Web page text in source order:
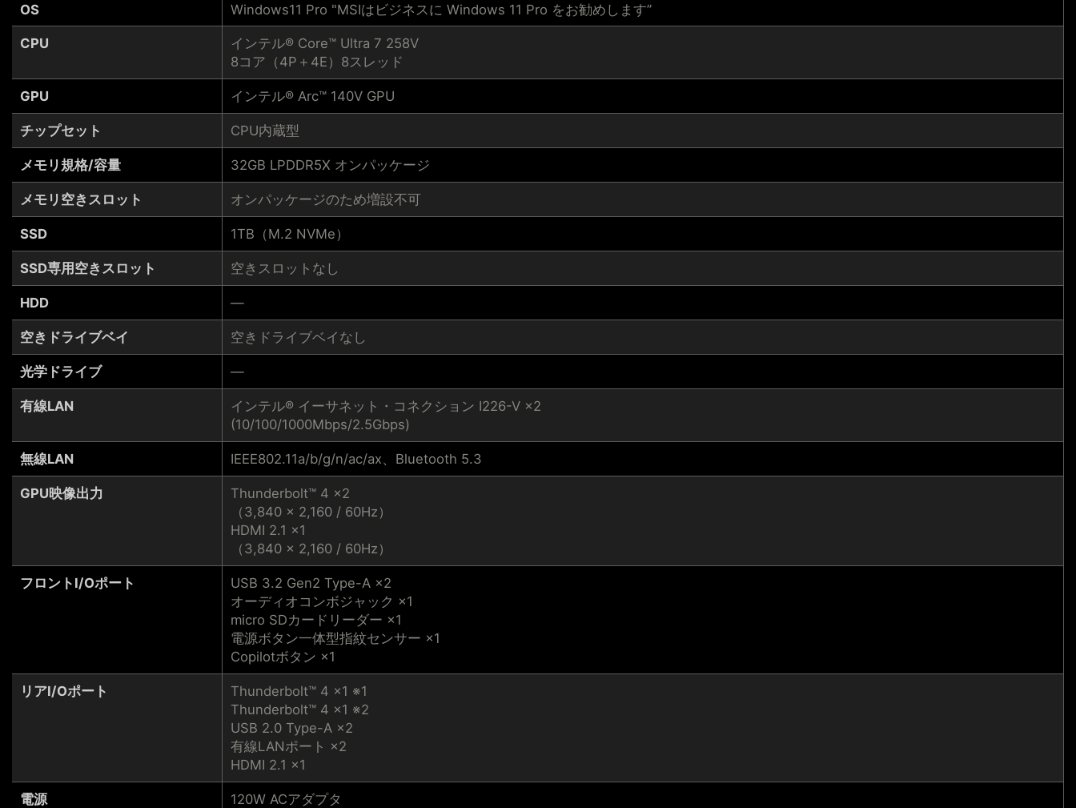
OS
CPU
GPU
チップセット
メモリ規格/容量
メモリ空きスロット
SSD
SSD専用空きスロット
HDD
空きドライブベイ
光学ドライブ
有線LAN
無線LAN
GPU映像出力
フロントI/Oポート
リアI/Oポート
電源
Windows11 Pro "MSIはビジネスに Windows 11 Pro をお勧めします”
インテル® Core™ Ultra 7 258V
8コア（4P＋4E）8スレッド
インテル® Arc™ 140V GPU
CPU内蔵型
32GB LPDDR5X オンパッケージ
オンパッケージのため増設不可
1TB（M.2 NVMe）
空きスロットなし
―
空きドライブベイなし
―
インテル® イーサネット・コネクション I226-V ×2
(10/100/1000Mbps/2.5Gbps)
IEEE802.11a/b/g/n/ac/ax、Bluetooth 5.3
Thunderbolt™ 4 ×2
（3,840 × 2,160 / 60Hz）
HDMI 2.1 ×1
（3,840 × 2,160 / 60Hz）
USB 3.2 Gen2 Type-A ×2
オーディオコンボジャック ×1
micro SDカードリーダー ×1
電源ボタン一体型指紋センサー ×1
Copilotボタン ×1
Thunderbolt™ 4 ×1 ※1
Thunderbolt™ 4 ×1 ※2
USB 2.0 Type-A ×2
有線LANポート ×2
HDMI 2.1 ×1
120W ACアダプタ